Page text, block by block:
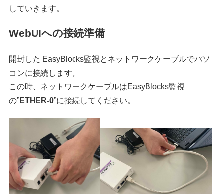
していきます。
WebUIへの接続準備
開封した EasyBlocks監視とネットワークケーブルでパソ
コンに接続します。
この時、ネットワークケーブルはEasyBlocks監視
の”ETHER-0”に接続してください。